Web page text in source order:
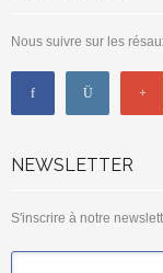
Nous suivre sur les
NEWSLETTER
S'inscrire à notre